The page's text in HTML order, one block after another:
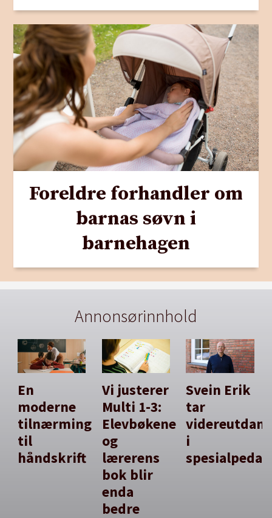
Foreldre forhandler om
barnas søvn i
barnehagen
Annonsørinnhold
En
moderne
tilnærming
til
håndskrift
Vi justerer
Multi 1-3:
Elevbøkene
og
lærerens
bok blir
enda
bedre
Svein Erik
tar
i